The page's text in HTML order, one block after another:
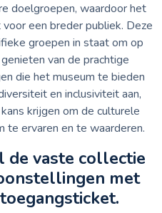
doelgroepen, waardoor het
een breder publiek. Deze
groepen in staat om op
van de prachtige
die het museum te bieden
en inclusiviteit aan,
krijgen om de culturele
te ervaren en te waarderen.
de vaste collectie
met